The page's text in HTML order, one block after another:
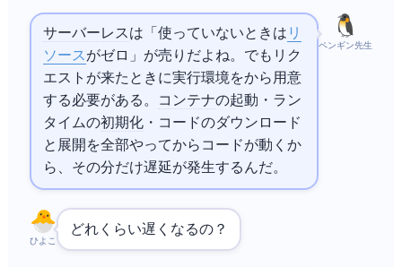
ペンギン先生
サーバーレスは「使っていないときは リ
ソースがゼロ」が売りだよね。でもリク
エストが来たときに実行環境を0から用意
する必要がある。
コンテナの起動・ラン
タイムの初期化・コードのダウンロード
と展開を全部やってからコードが動くか
ら、その分だけ遅延が発生するんだ。
ひよこ
どれくらい遅くなるの？